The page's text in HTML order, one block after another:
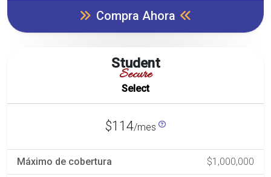
Compra Ahora
Student
Secure
Select
$114/mes
Máximo de cobertura $1,000,000